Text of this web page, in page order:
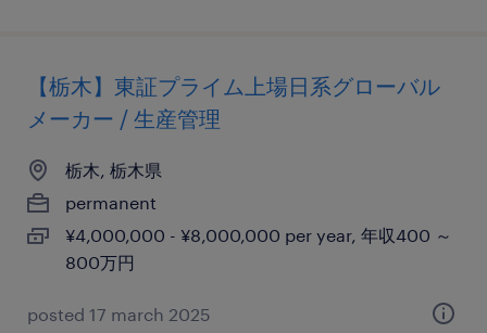
【栃木】東証プライム上場日系グローバル
メーカー / 生産管理
栃木, 栃木県
permanent
¥4,000,000 - ¥8,000,000 per year, 年収400 ～
800万円
posted 17 march 2025